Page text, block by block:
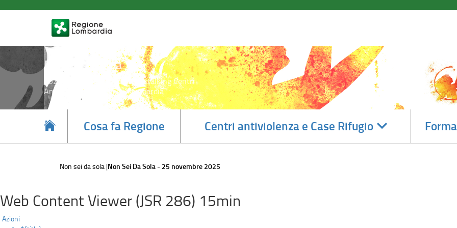
Non
Da
Sola
25
novembre
2025
Non sei da sola
1522 numero antiviolenza e stalking Centri
Antiviolenza di Regione Lombardia
Cosa fa Regione Centri antiviolenza e Case Rifugio accedi
sotto
Non sei da sola Non Sei Da Sola - 25 novembre 2025
Web Content Viewer (JSR 286) 15min
Azioni